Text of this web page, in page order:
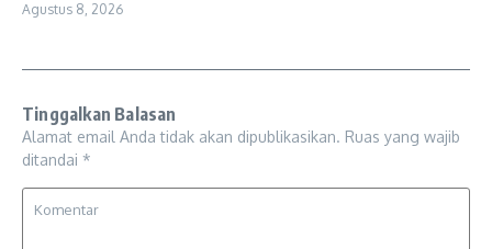
Agustus 8, 2026
Tinggalkan Balasan
Alamat email Anda tidak akan dipublikasikan. Ruas yang wajib
ditandai *